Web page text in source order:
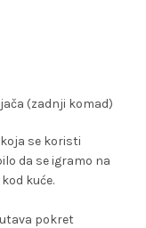
(zadnji komad)
se koristi
da se igramo na
kuće.
pokret